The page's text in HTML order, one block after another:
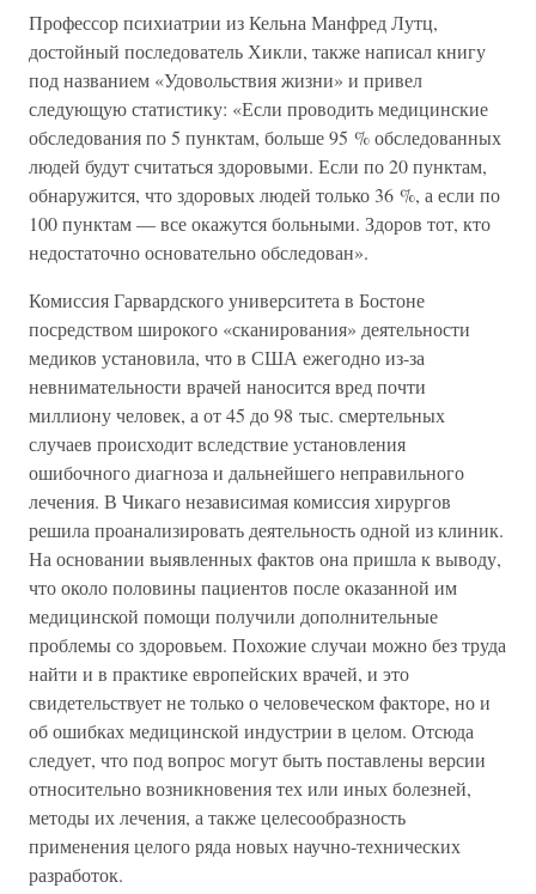
Профессор психиатрии из Кельна Манфред Лутц,
достойный последователь Хикли, также написал книгу
под названием «Удовольствия жизни» и привел
следующую статистику: «Если проводить медицинские
обследования по 5 пунктам, больше 95 % обследованных
людей будут считаться здоровыми. Если по 20 пунктам,
обнаружится, что здоровых людей только 36 %, а если по
100 пунктам — все окажутся больными. Здоров тот, кто
недостаточно основательно обследован».
Комиссия Гарвардского университета в Бостоне
посредством широкого «сканирования» деятельности
медиков установила, что в США ежегодно из-за
невнимательности врачей наносится вред почти
миллиону человек, а от 45 до 98 тыс. смертельных
случаев происходит вследствие установления
ошибочного диагноза и дальнейшего неправильного
лечения. В Чикаго независимая комиссия хирургов
решила проанализировать деятельность одной из клиник.
На основании выявленных фактов она пришла к выводу,
что около половины пациентов после оказанной им
медицинской помощи получили дополнительные
проблемы со здоровьем. Похожие случаи можно без труда
найти и в практике европейских врачей, и это
свидетельствует не только о человеческом факторе, но и
об ошибках медицинской индустрии в целом. Отсюда
следует, что под вопрос могут быть поставлены версии
относительно возникновения тех или иных болезней,
методы их лечения, а также целесообразность
применения целого ряда новых научно-технических
разработок.